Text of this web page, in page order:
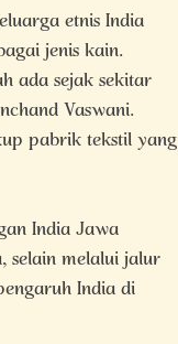
etnis India
jenis kain.
ada sejak sekitar
Vaswani.
pabrik tekstil yang
India Jawa
selain melalui jalur
India di